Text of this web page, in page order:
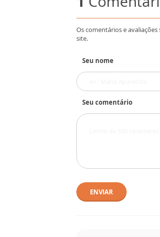
Os comentários e
site.
Seu nome
Seu comentário
ENVIAR